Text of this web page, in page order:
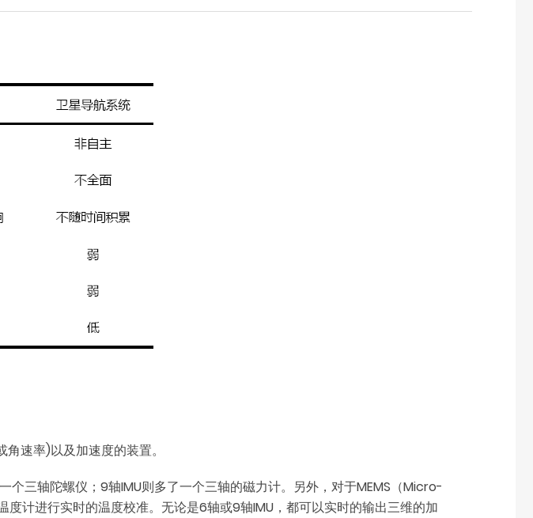
速率)以及加速度的装置。
三轴陀螺仪；9轴IMU则多了一个三轴的磁力计。另外，对于MEMS（Micro-
计进行实时的温度校准。无论是6轴或9轴IMU，都可以实时的输出三维的加